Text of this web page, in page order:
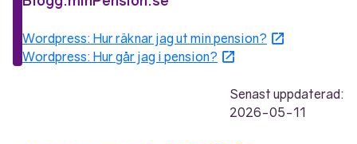
Wordpress: Hur räknar jag ut min pension?
Wordpress: Hur går jag i pension?
Senast uppdaterad:
2026-05-11